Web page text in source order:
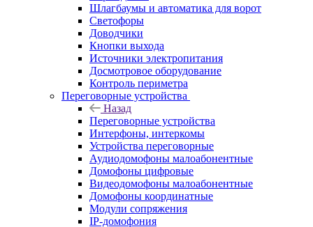
Шлагбаумы и автоматика для ворот
Светофоры
Доводчики
Кнопки выхода
Источники электропитания
Досмотровое оборудование
Контроль периметра
Переговорные устройства
Назад
Переговорные устройства
Интерфоны, интеркомы
Устройства переговорные
Аудиодомофоны малоабонентные
Домофоны цифровые
Видеодомофоны малоабонентные
Домофоны координатные
Модули сопряжения
IP-домофония